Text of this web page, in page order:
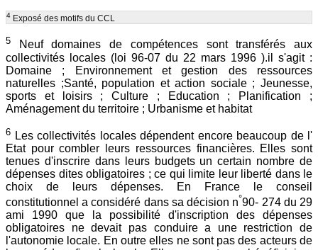
4 Exposé des motifs du CCL
5 Neuf domaines de compétences sont transférés aux
collectivités locales (loi 96-07 du 22 mars 1996 ).il s'agit :
Domaine ; Environnement et gestion des ressources
naturelles ;Santé, population et action sociale ; Jeunesse,
sports et loisirs ; Culture ; Education ; Planification ;
Aménagement du territoire ; Urbanisme et habitat
6 Les collectivités locales dépendent encore beaucoup de l'
Etat pour combler leurs ressources financières. Elles sont
tenues d'inscrire dans leurs budgets un certain nombre de
dépenses dites obligatoires ; ce qui limite leur liberté dans le
choix de leurs dépenses. En France le conseil
constitutionnel a considéré dans sa décision n°90- 274 du 29
ami 1990 que la possibilité d'inscription des dépenses
obligatoires ne devait pas conduire a une restriction de
l'autonomie locale. En outre elles ne sont pas des acteurs de